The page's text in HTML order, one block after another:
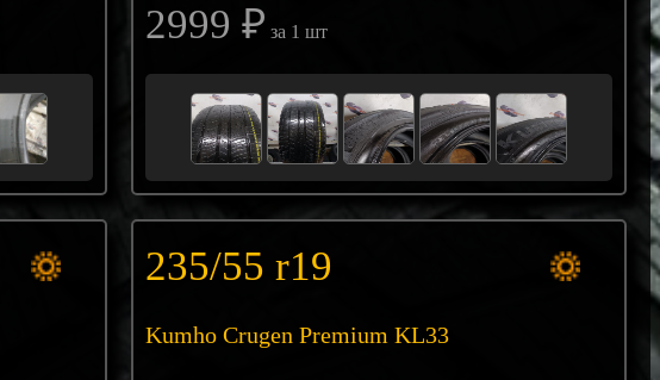
2999 ₽ за 1 шт
235/55 r19
Kumho Crugen Premium KL33